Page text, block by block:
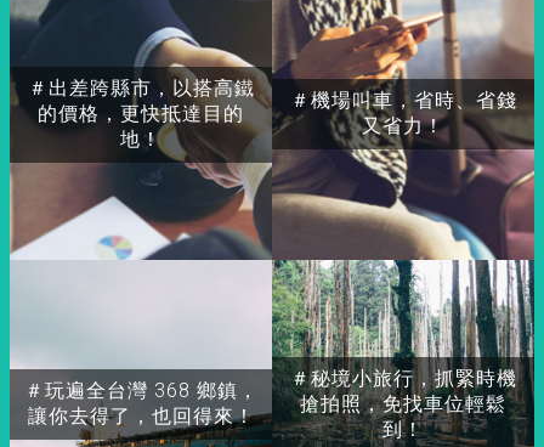
＃出差跨縣市，以搭高鐵
的價格，更快抵達目的
地！
＃玩遍全台灣 368 鄉鎮，
讓你去得了，也回得來！
＃秘境小旅行，抓緊時機
搶拍照，免找車位輕鬆
到！
＃機場叫車，省時、省錢
又省力！